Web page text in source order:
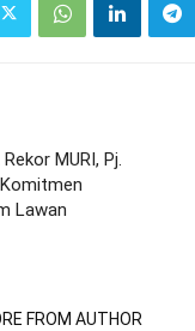
MURI, Pj.
Lawan
FROM AUTHOR